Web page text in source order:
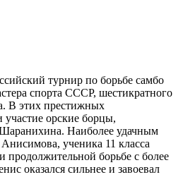
турнир по борьбе самбо
спорта СССР, шестикратного
В этих престижных
орские борцы,
Наиболее удачным
ученика 11 класса
борьбе с более
оказался сильнее и завоевал